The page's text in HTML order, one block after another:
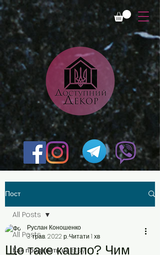
Пост
All Posts
Как продавать на Etsy
All Posts
Що таке кашпо? Чим
Руслан Коношенко
3 трав. 2022 р.Читати 1 хв